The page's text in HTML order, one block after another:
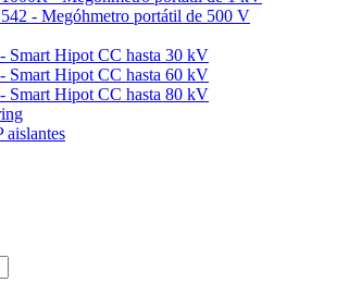
- Megóhmetro portátil de 500 V
Smart Hipot CC hasta 30 kV
Smart Hipot CC hasta 60 kV
Smart Hipot CC hasta 80 kV
aislantes